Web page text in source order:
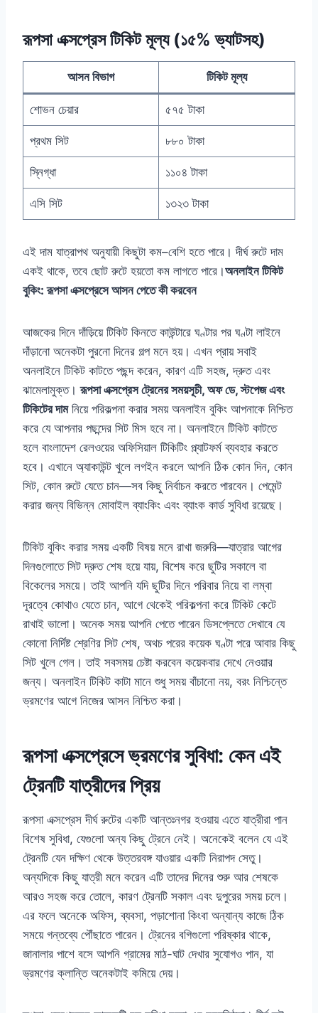
রূপসা এক্সপ্রেস টিকিট মূল্য (১৫% ভ্যাটসহ)
আসন বিভাগ টিকিট মূল্য
শোভন চেয়ার ৫৭৫ টাকা
প্রথম সিট ৮৮০ টাকা
স্নিগ্ধা ১১০৪ টাকা
এসি সিট ১৩২৩ টাকা
এই দাম যাত্রাপথ অনুযায়ী কিছুটা কম–বেশি হতে পারে। দীর্ঘ রুটে দাম
একই থাকে, তবে ছোট রুটে হয়তো কম লাগতে পারে।অনলাইন টিকিট
বুকিং: রূপসা এক্সপ্রেসে আসন পেতে কী করবেন
আজকের দিনে দাঁড়িয়ে টিকিট কিনতে কাউন্টারে ঘণ্টার পর ঘণ্টা লাইনে
দাঁড়ানো অনেকটা পুরনো দিনের গল্প মনে হয়। এখন প্রায় সবাই
অনলাইনে টিকিট কাটতে পছন্দ করেন, কারণ এটি সহজ, দ্রুত এবং
ঝামেলামুক্ত।রূপসা এক্সপ্রেস ট্রেনের সময়সূচী, অফ ডে, স্টপেজ এবং
টিকিটের দামনিয়ে পরিকল্পনা করার সময় অনলাইন বুকিং আপনাকে নিশ্চিত
করে যে আপনার পছন্দের সিট মিস হবে না। অনলাইনে টিকিট কাটতে
হলে বাংলাদেশ রেলওয়ের অফিসিয়াল টিকিটিং প্ল্যাটফর্ম ব্যবহার করতে
হবে। এখানে অ্যাকাউন্ট খুলে লগইন করলে আপনি ঠিক কোন দিন, কোন
সিট, কোন রুটে যেতে চান—সব কিছু নির্বাচন করতে পারবেন। পেমেন্ট
করার জন্য বিভিন্ন মোবাইল ব্যাংকিং এবং ব্যাংক কার্ড সুবিধা রয়েছে।
টিকিট বুকিং করার সময় একটি বিষয় মনে রাখা জরুরি—যাত্রার আগের
দিনগুলোতে সিট দ্রুত শেষ হয়ে যায়, বিশেষ করে ছুটির সকালে বা
বিকেলের সময়ে। তাই আপনি যদি ছুটির দিনে পরিবার নিয়ে বা লম্বা
দূরত্বে কোথাও যেতে চান, আগে থেকেই পরিকল্পনা করে টিকিট কেটে
রাখাই ভালো। অনেক সময় আপনি পেতে পারেন ডিসপ্লেতে দেখাবে যে
কোনো নির্দিষ্ট শ্রেণির সিট শেষ, অথচ পরের কয়েক ঘণ্টা পরে আবার কিছু
সিট খুলে গেল। তাই সবসময় চেষ্টা করবেন কয়েকবার দেখে নেওয়ার
জন্য। অনলাইন টিকিট কাটা মানে শুধু সময় বাঁচানো নয়, বরং নিশ্চিন্তে
ভ্রমণের আগে নিজের আসন নিশ্চিত করা।
রূপসা এক্সপ্রেসে ভ্রমণের সুবিধা: কেন এই
ট্রেনটি যাত্রীদের প্রিয়
রূপসা এক্সপ্রেস দীর্ঘ রুটের একটি আন্তঃনগর হওয়ায় এতে যাত্রীরা পান
বিশেষ সুবিধা, যেগুলো অন্য কিছু ট্রেনে নেই। অনেকেই বলেন যে এই
ট্রেনটি যেন দক্ষিণ থেকে উত্তরবঙ্গ যাওয়ার একটি নিরাপদ সেতু।
অন্যদিকে কিছু যাত্রী মনে করেন এটি তাদের দিনের শুরু আর শেষকে
আরও সহজ করে তোলে, কারণ ট্রেনটি সকাল এবং দুপুরের সময় চলে।
এর ফলে অনেকে অফিস, ব্যবসা, পড়াশোনা কিংবা অন্যান্য কাজে ঠিক
সময়ে গন্তব্যে পৌঁছাতে পারেন। ট্রেনের বগিগুলো পরিষ্কার থাকে,
জানালার পাশে বসে আপনি গ্রামের মাঠ-ঘাট দেখার সুযোগও পান, যা
ভ্রমণের ক্লান্তি অনেকটাই কমিয়ে দেয়।